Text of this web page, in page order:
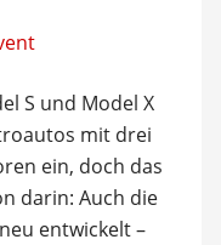
S und Model X
mit drei
ein, doch das
darin: Auch die
entwickelt –